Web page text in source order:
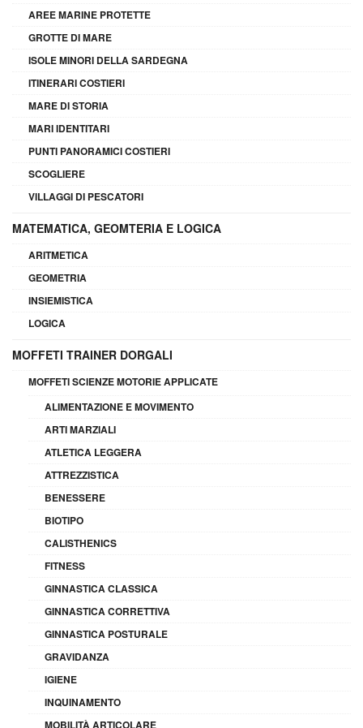
AREE MARINE PROTETTE
GROTTE DI MARE
ISOLE MINORI DELLA SARDEGNA
ITINERARI COSTIERI
MARE DI STORIA
MARI IDENTITARI
PUNTI PANORAMICI COSTIERI
SCOGLIERE
VILLAGGI DI PESCATORI
MATEMATICA, GEOMTERIA E LOGICA
ARITMETICA
GEOMETRIA
INSIEMISTICA
LOGICA
MOFFETI TRAINER DORGALI
MOFFETI SCIENZE MOTORIE APPLICATE
ALIMENTAZIONE E MOVIMENTO
ARTI MARZIALI
ATLETICA LEGGERA
ATTREZZISTICA
BENESSERE
BIOTIPO
CALISTHENICS
FITNESS
GINNASTICA CLASSICA
GINNASTICA CORRETTIVA
GINNASTICA POSTURALE
GRAVIDANZA
IGIENE
INQUINAMENTO
MOBILITÀ ARTICOLARE